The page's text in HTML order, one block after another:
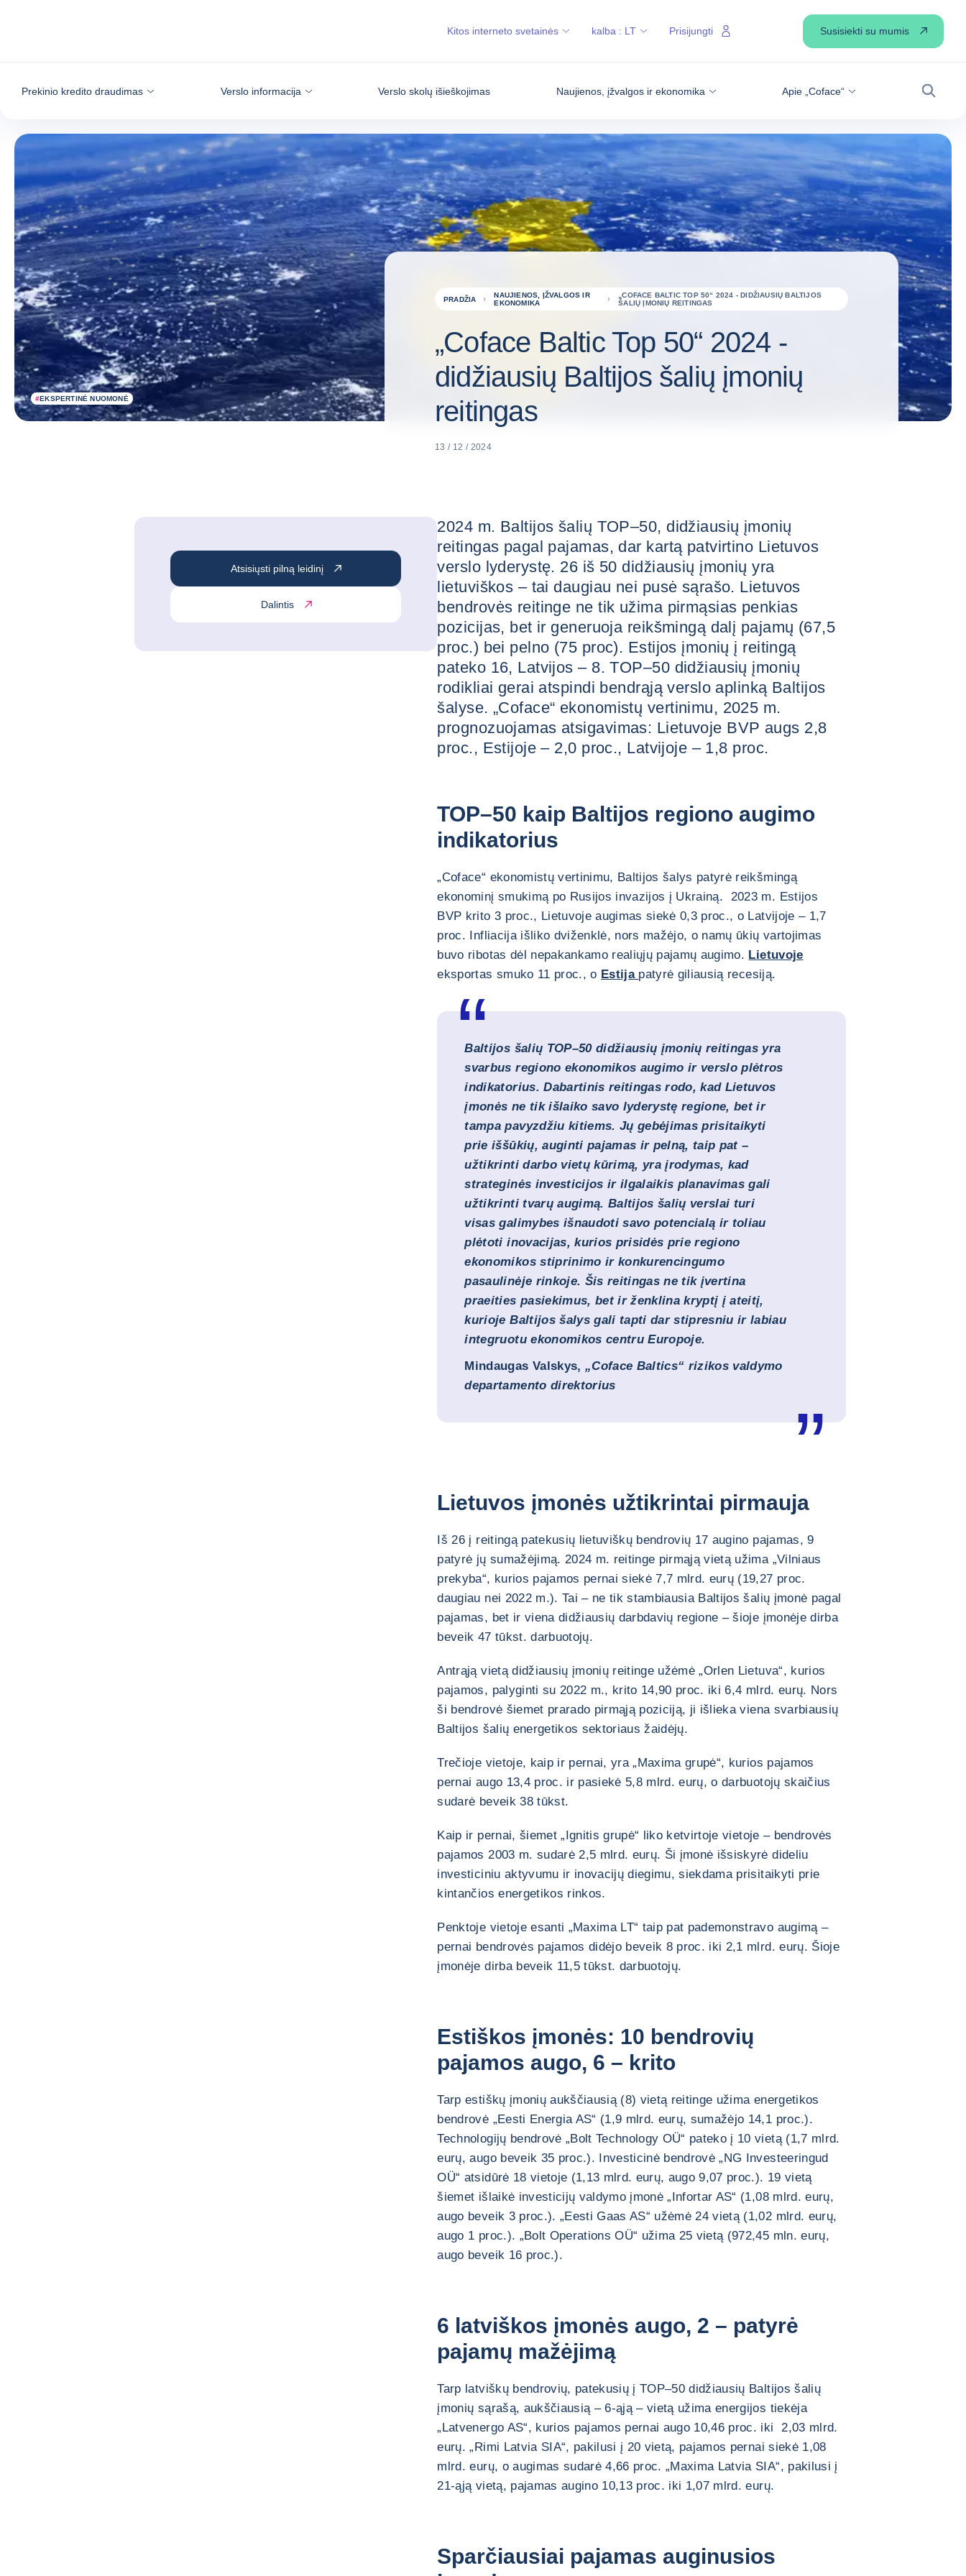
Prekinio kredito draudimas Verslo informacija Verslo skolų išieškojimas Naujienos, įžvalgos ir ekonomika Apie „Coface“
Paieška
Kitos interneto svetainės kalba : LT Prisijungti Susisiekti su mumis
#EKSPERTINĖ NUOMONĖ
PRADŽIA
NAUJIENOS, ĮŽVALGOS IR
EKONOMIKA
„COFACE BALTIC TOP 50“ 2024 - DIDŽIAUSIŲ BALTIJOS
ŠALIŲ ĮMONIŲ REITINGAS
„Coface Baltic Top 50“ 2024 -
didžiausių Baltijos šalių įmonių
reitingas
13 / 12 / 2024
Atsisiųsti pilną leidinį
Dalintis
2024 m. Baltijos šalių TOP–50, didžiausių įmonių
reitingas pagal pajamas, dar kartą patvirtino Lietuvos
verslo lyderystę. 26 iš 50 didžiausių įmonių yra
lietuviškos – tai daugiau nei pusė sąrašo. Lietuvos
bendrovės reitinge ne tik užima pirmąsias penkias
pozicijas, bet ir generuoja reikšmingą dalį pajamų (67,5
proc.) bei pelno (75 proc). Estijos įmonių į reitingą
pateko 16, Latvijos – 8. TOP–50 didžiausių įmonių
rodikliai gerai atspindi bendrąją verslo aplinką Baltijos
šalyse. „Coface“ ekonomistų vertinimu, 2025 m.
prognozuojamas atsigavimas: Lietuvoje BVP augs 2,8
proc., Estijoje – 2,0 proc., Latvijoje – 1,8 proc.
TOP–50 kaip Baltijos regiono augimo
indikatorius
„Coface“ ekonomistų vertinimu, Baltijos šalys patyrė reikšmingą
ekonominį smukimą po Rusijos invazijos į Ukrainą. 2023 m. Estijos
BVP krito 3 proc., Lietuvoje augimas siekė 0,3 proc., o Latvijoje – 1,7
proc. Infliacija išliko dviženklė, nors mažėjo, o namų ūkių vartojimas
buvo ribotas dėl nepakankamo realiųjų pajamų augimo. Lietuvoje
eksportas smuko 11 proc., o Estija patyrė giliausią recesiją.
Baltijos šalių TOP–50 didžiausių įmonių reitingas yra
svarbus regiono ekonomikos augimo ir verslo plėtros
indikatorius. Dabartinis reitingas rodo, kad Lietuvos
įmonės ne tik išlaiko savo lyderystę regione, bet ir
tampa pavyzdžiu kitiems. Jų gebėjimas prisitaikyti
prie iššūkių, auginti pajamas ir pelną, taip pat –
užtikrinti darbo vietų kūrimą, yra įrodymas, kad
strateginės investicijos ir ilgalaikis planavimas gali
užtikrinti tvarų augimą. Baltijos šalių verslai turi
visas galimybes išnaudoti savo potencialą ir toliau
plėtoti inovacijas, kurios prisidės prie regiono
ekonomikos stiprinimo ir konkurencingumo
pasaulinėje rinkoje. Šis reitingas ne tik įvertina
praeities pasiekimus, bet ir ženklina kryptį į ateitį,
kurioje Baltijos šalys gali tapti dar stipresniu ir labiau
integruotu ekonomikos centru Europoje.
Mindaugas Valskys, „Coface Baltics“ rizikos valdymo
departamento direktorius
Lietuvos įmonės užtikrintai pirmauja
Iš 26 į reitingą patekusių lietuviškų bendrovių 17 augino pajamas, 9
patyrė jų sumažėjimą. 2024 m. reitinge pirmąją vietą užima „Vilniaus
prekyba“, kurios pajamos pernai siekė 7,7 mlrd. eurų (19,27 proc.
daugiau nei 2022 m.). Tai – ne tik stambiausia Baltijos šalių įmonė pagal
pajamas, bet ir viena didžiausių darbdavių regione – šioje įmonėje dirba
beveik 47 tūkst. darbuotojų.
Antrąją vietą didžiausių įmonių reitinge užėmė „Orlen Lietuva“, kurios
pajamos, palyginti su 2022 m., krito 14,90 proc. iki 6,4 mlrd. eurų. Nors
ši bendrovė šiemet prarado pirmąją poziciją, ji išlieka viena svarbiausių
Baltijos šalių energetikos sektoriaus žaidėjų.
Trečioje vietoje, kaip ir pernai, yra „Maxima grupė“, kurios pajamos
pernai augo 13,4 proc. ir pasiekė 5,8 mlrd. eurų, o darbuotojų skaičius
sudarė beveik 38 tūkst.
Kaip ir pernai, šiemet „Ignitis grupė“ liko ketvirtoje vietoje – bendrovės
pajamos 2003 m. sudarė 2,5 mlrd. eurų. Ši įmonė išsiskyrė dideliu
investiciniu aktyvumu ir inovacijų diegimu, siekdama prisitaikyti prie
kintančios energetikos rinkos.
Penktoje vietoje esanti „Maxima LT“ taip pat pademonstravo augimą –
pernai bendrovės pajamos didėjo beveik 8 proc. iki 2,1 mlrd. eurų. Šioje
įmonėje dirba beveik 11,5 tūkst. darbuotojų.
Estiškos įmonės: 10 bendrovių
pajamos augo, 6 – krito
Tarp estiškų įmonių aukščiausią (8) vietą reitinge užima energetikos
bendrovė „Eesti Energia AS“ (1,9 mlrd. eurų, sumažėjo 14,1 proc.).
Technologijų bendrovė „Bolt Technology OÜ“ pateko į 10 vietą (1,7 mlrd.
eurų, augo beveik 35 proc.). Investicinė bendrovė „NG Investeeringud
OÜ“ atsidūrė 18 vietoje (1,13 mlrd. eurų, augo 9,07 proc.). 19 vietą
šiemet išlaikė investicijų valdymo įmonė „Infortar AS“ (1,08 mlrd. eurų,
augo beveik 3 proc.). „Eesti Gaas AS“ užėmė 24 vietą (1,02 mlrd. eurų,
augo 1 proc.). „Bolt Operations OÜ“ užima 25 vietą (972,45 mln. eurų,
augo beveik 16 proc.).
6 latviškos įmonės augo, 2 – patyrė
pajamų mažėjimą
Tarp latviškų bendrovių, patekusių į TOP–50 didžiausių Baltijos šalių
įmonių sąrašą, aukščiausią – 6-ąją – vietą užima energijos tiekėja
„Latvenergo AS“, kurios pajamos pernai augo 10,46 proc. iki 2,03 mlrd.
eurų. „Rimi Latvia SIA“, pakilusi į 20 vietą, pajamos pernai siekė 1,08
mlrd. eurų, o augimas sudarė 4,66 proc. „Maxima Latvia SIA“, pakilusi į
21-ąją vietą, pajamas augino 10,13 proc. iki 1,07 mlrd. eurų.
Sparčiausiai pajamas auginusios